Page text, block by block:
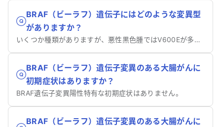
BRAF（ビーラフ）遺伝子にはどのような変異型
がありますか？
いくつか種類がありますが、悪性黒色腫ではV600Eが多く、その他にもV600Kなどがあります。
BRAF（ビーラフ）遺伝子変異のある大腸がんに
初期症状はありますか？
BRAF遺伝子変異陽性特有な初期症状はありません。
BRAF（ビーラフ）遺伝子変異のある大腸がんに